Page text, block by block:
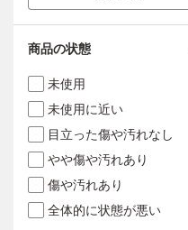
商品の状態
未使用
未使用に近い
目立った傷や汚れなし
やや傷や汚れあり
傷や汚れあり
全体的に状態が悪い